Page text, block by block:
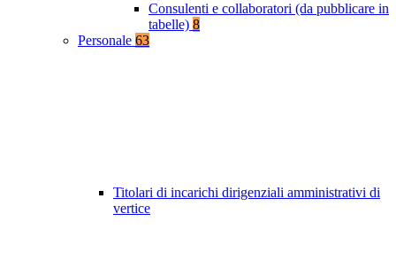
Consulenti e collaboratori (da pubblicare in
tabelle) 8
Personale 63
Titolari di incarichi dirigenziali amministrativi di
vertice